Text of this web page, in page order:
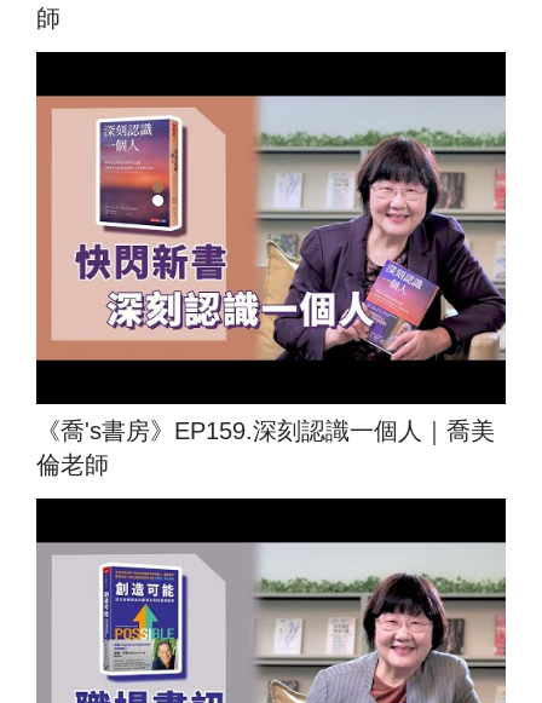
師
《喬's書房》EP159.深刻認識一個人｜喬美
倫老師